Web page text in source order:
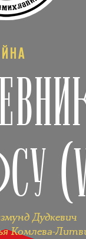
Дудкевич
Комлева-